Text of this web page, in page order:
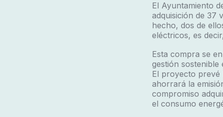
El Ayuntamiento
adquisición de 37
hecho, dos de
eléctricos, es
Esta compra se
gestión sostenible
El proyecto prevé
ahorrará la
compromiso
el consumo